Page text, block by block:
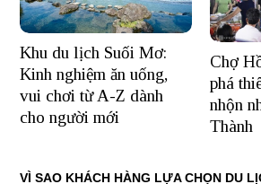
Khu du lịch Suối Mơ:
Kinh nghiệm ăn uống,
vui chơi từ A-Z dành
cho người mới
Chợ
phá
nhộn
Thành
VÌ SAO KHÁCH HÀNG LỰA CHỌN DU